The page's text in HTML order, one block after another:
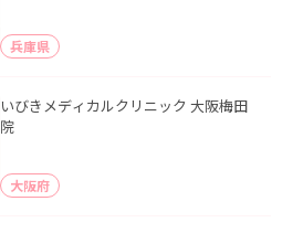
兵庫県
いびきメディカルクリニック 大阪梅田
院
大阪府